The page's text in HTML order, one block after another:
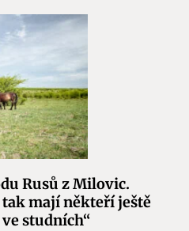
Rusů z Milovic.
tak mají někteří ještě
studních“